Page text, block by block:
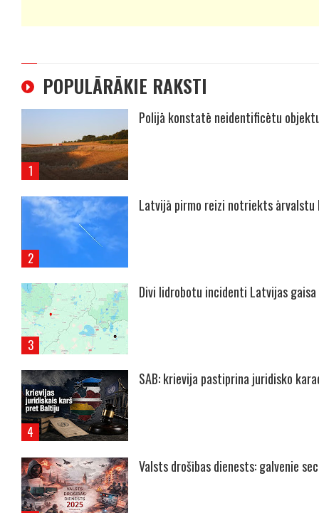
POPULĀRĀKIE RAKSTI
Polijā konstatē neidentificētu
Latvijā pirmo reizi notriekts ārvalstu
Divi lidrobotu incidenti Latvijas
SAB: krievija pastiprina juridisko
Valsts drošības dienests: galvenie